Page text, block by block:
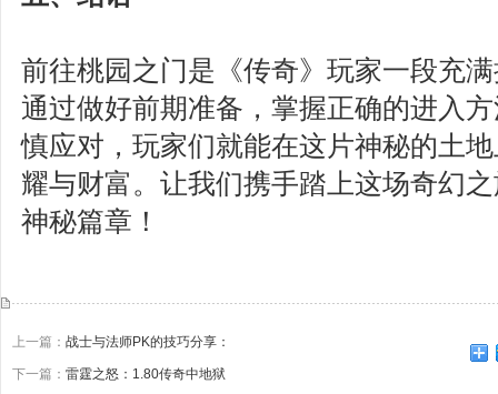
前往桃园之门是《传奇》玩家一段充
通过做好前期准备，掌握正确的进入
慎应对，玩家们就能在这片神秘的土
耀与财富。让我们携手踏上这场奇幻
神秘篇章！
上一篇： 战士与法师PK的技巧分享：
下一篇： 雷霆之怒：1.80传奇中地狱